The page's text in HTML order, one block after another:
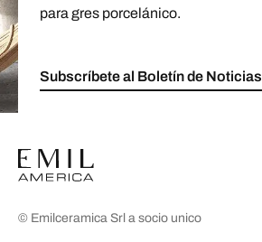
para gres porcelánico.
Subscríbete al Boletín de Noticias
© Emilceramica Srl a socio unico